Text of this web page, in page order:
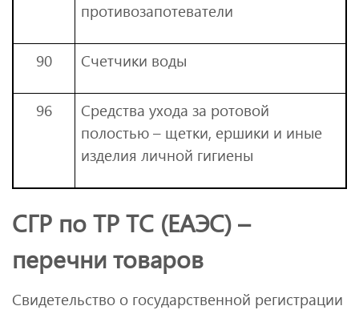
противозапотеватели
90 Счетчики воды
96
Средства ухода за ротовой
полостью – щетки, ершики и иные
изделия личной гигиены
СГР по ТР ТС (ЕАЭС) –
перечни товаров
Свидетельство о государственной регистрации